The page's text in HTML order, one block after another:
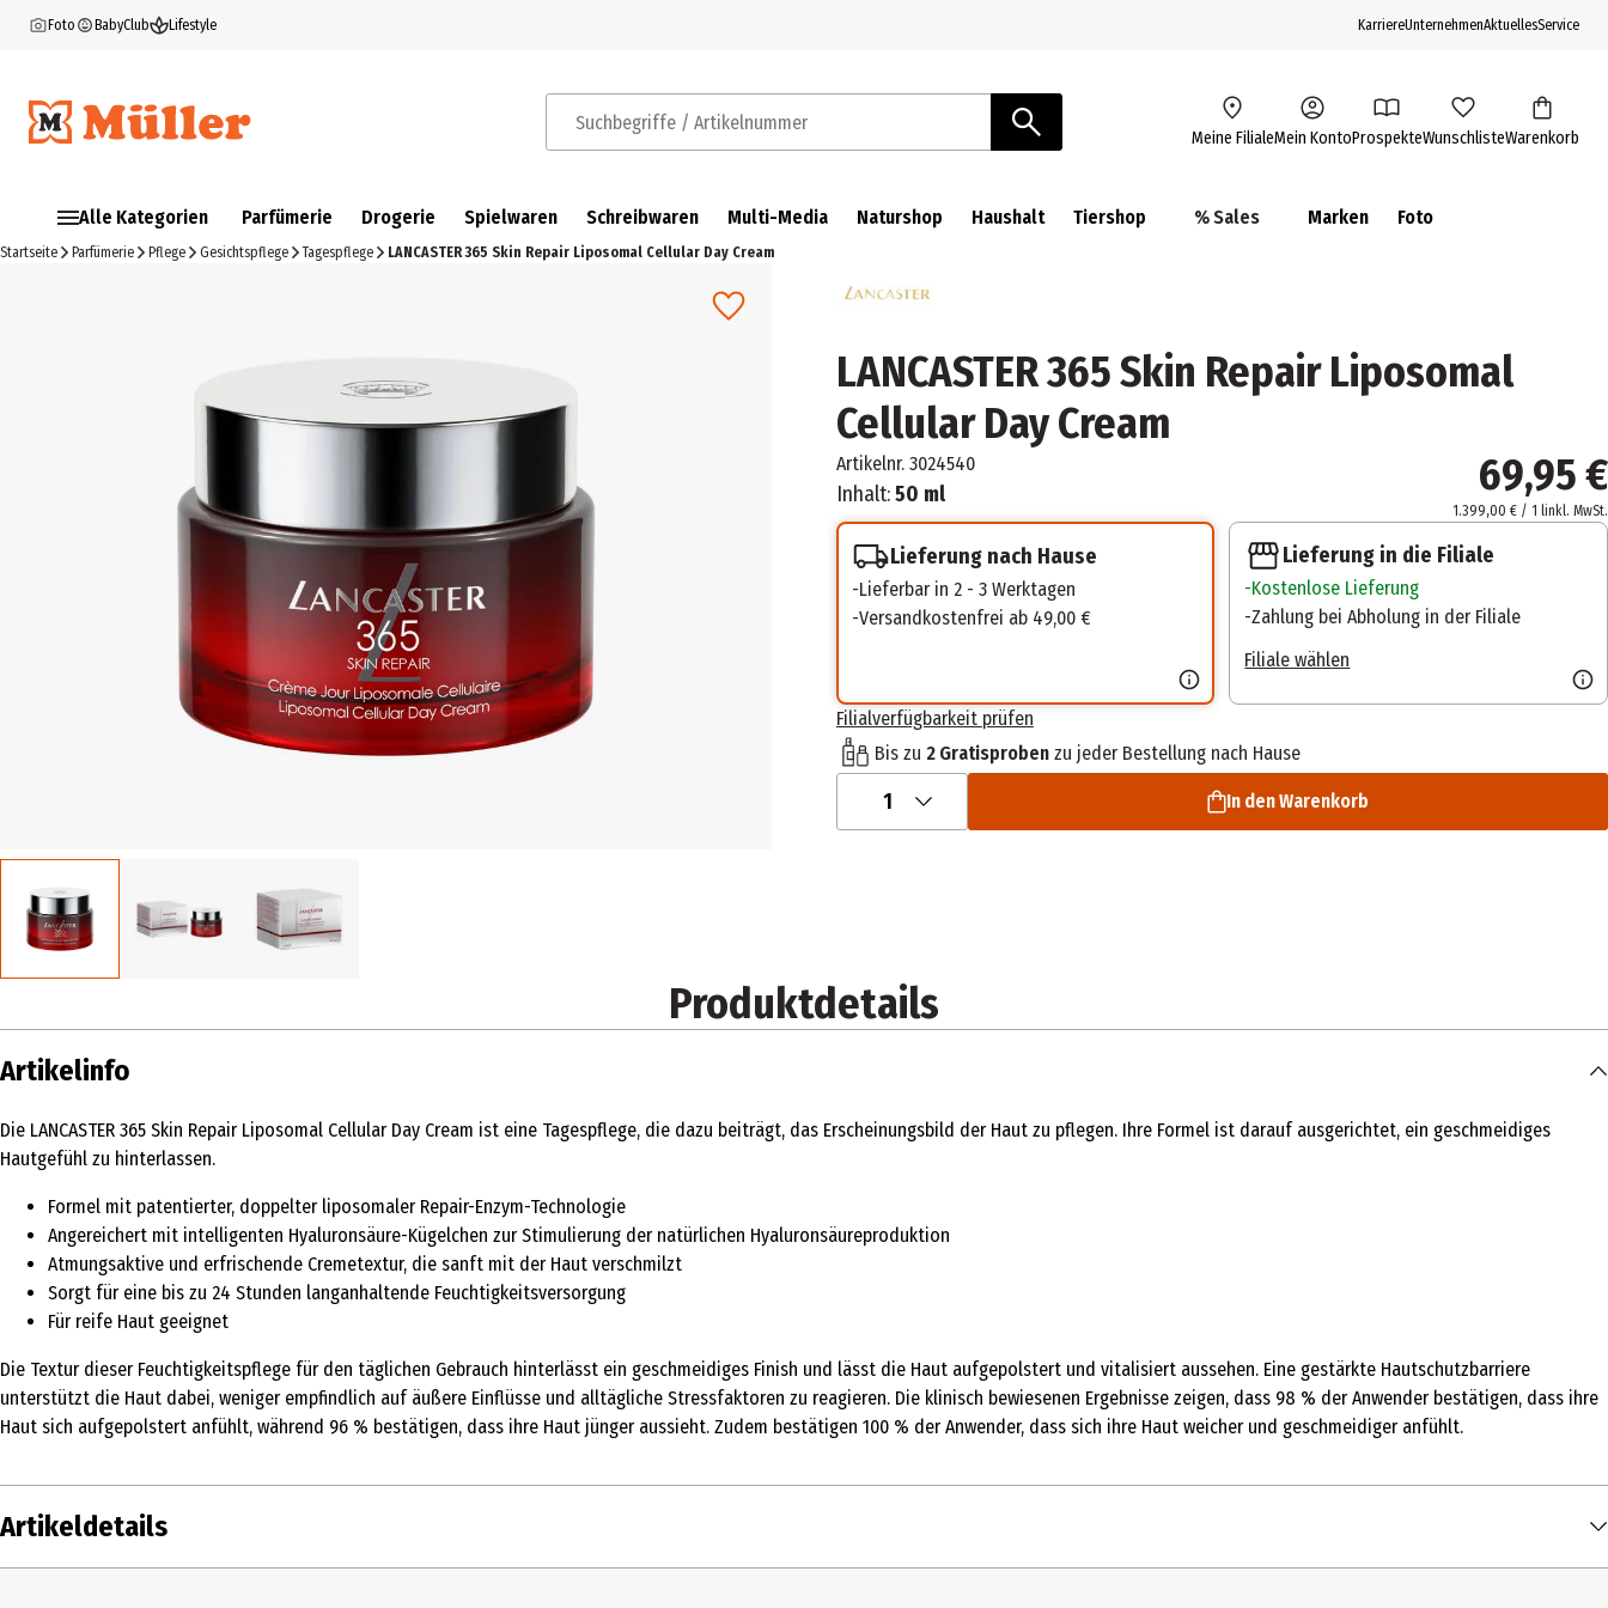
Foto BabyClub Lifestyle KarriereUnternehmenAktuellesService
Suchbegriffe / Artikelnummer Meine FilialeMein KontoProspekteWunschlisteWarenkorb
Alle Kategorien Parfümerie Drogerie Spielwaren Schreibwaren Multi-Media Naturshop Haushalt Tiershop % Sales Marken Foto
Startseite Parfümerie Pflege Gesichtspflege Tagespflege LANCASTER 365 Skin Repair Liposomal Cellular Day Cream
LANCASTER 365 Skin Repair Liposomal
Cellular Day Cream
Artikelnr. 3024540
Inhalt:50 ml 69,95 €
1.399,00 € / 1 linkl. MwSt.
Lieferung nach Hause
Lieferbar in 2 - 3 Werktagen
Versandkostenfrei ab 49,00 €
Lieferung in die Filiale
Kostenlose Lieferung
Zahlung bei Abholung in der Filiale
Filiale wählen
Filialverfügbarkeit prüfen
Bis zu 2 Gratisprobenzu jeder Bestellung nach Hause
1 In den Warenkorb
Produktdetails
Artikelinfo
Die LANCASTER 365 Skin Repair Liposomal Cellular Day Cream ist eine Tagespflege, die dazu beiträgt, das Erscheinungsbild der Haut zu pflegen. Ihre Formel ist darauf ausgerichtet, ein geschmeidiges
Hautgefühl zu hinterlassen.
Formel mit patentierter, doppelter liposomaler Repair-Enzym-Technologie
Angereichert mit intelligenten Hyaluronsäure-Kügelchen zur Stimulierung der natürlichen Hyaluronsäureproduktion
Atmungsaktive und erfrischende Cremetextur, die sanft mit der Haut verschmilzt
Sorgt für eine bis zu 24 Stunden langanhaltende Feuchtigkeitsversorgung
Für reife Haut geeignet
Die Textur dieser Feuchtigkeitspflege für den täglichen Gebrauch hinterlässt ein geschmeidiges Finish und lässt die Haut aufgepolstert und vitalisiert aussehen. Eine gestärkte Hautschutzbarriere
unterstützt die Haut dabei, weniger empfindlich auf äußere Einflüsse und alltägliche Stressfaktoren zu reagieren. Die klinisch bewiesenen Ergebnisse zeigen, dass 98 % der Anwender bestätigen, dass ihre
Haut sich aufgepolstert anfühlt, während 96 % bestätigen, dass ihre Haut jünger aussieht. Zudem bestätigen 100 % der Anwender, dass sich ihre Haut weicher und geschmeidiger anfühlt.
Artikeldetails